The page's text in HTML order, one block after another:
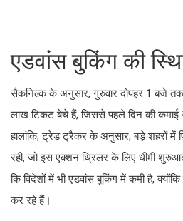
एडवांस बुकिंग की
सैकनिल्क के अनुसार, गुरुवार दोपहर 1 बजे
लाख टिकट बेचे हैं, जिससे पहले दिन की कमाई
हालांकि, ट्रेड ट्रैकर के अनुसार, बड़े शहरों में
रही, जो इस एक्शन थ्रिलर के लिए धीमी
कि विदेशों में भी एडवांस बुकिंग में कमी है,
कर रहे हैं।